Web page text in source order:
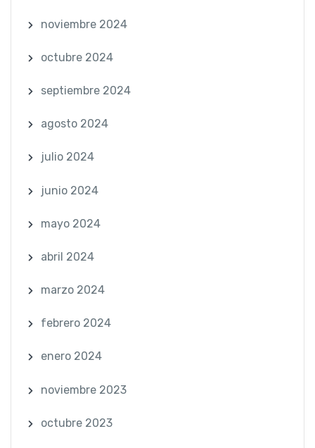
noviembre 2024
octubre 2024
septiembre 2024
agosto 2024
julio 2024
junio 2024
mayo 2024
abril 2024
marzo 2024
febrero 2024
enero 2024
noviembre 2023
octubre 2023